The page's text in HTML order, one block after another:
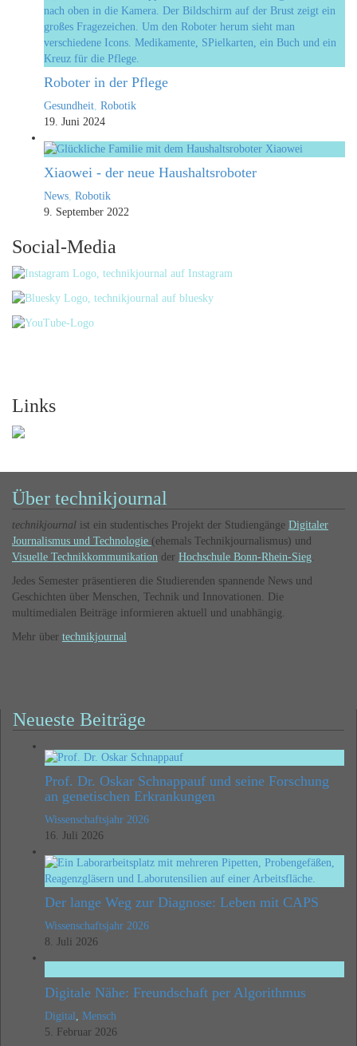
Roboter in der Pflege
Gesundheit Robotik
19. Juni 2024
Xiaowei - der neue Haushaltsroboter
News, Robotik
9. September 2022
Social-Media
Links
Über technikjournal
technikjournal ist ein studentisches Projekt der Studiengänge Digitaler
Journalismus und Technologie (ehemals Technikjournalismus) und
Visuelle Technikkommunikation der Hochschule Bonn-Rhein-Sieg
Jedes Semester präsentieren die Studierenden spannende News und
Geschichten über Menschen, Technik und Innovationen. Die
multimedialen Beiträge informieren aktuell und unabhängig.
Mehr über technikjournal
Neueste Beiträge
Prof. Dr. Oskar Schnappauf und seine Forschung
an genetischen Erkrankungen
Wissenschaftsjahr 2026
16. Juli 2026
Der lange Weg zur Diagnose: Leben mit CAPS
Wissenschaftsjahr 2026
8. Juli 2026
Digitale Nähe: Freundschaft per Algorithmus
Digital, Mensch
5. Februar 2026